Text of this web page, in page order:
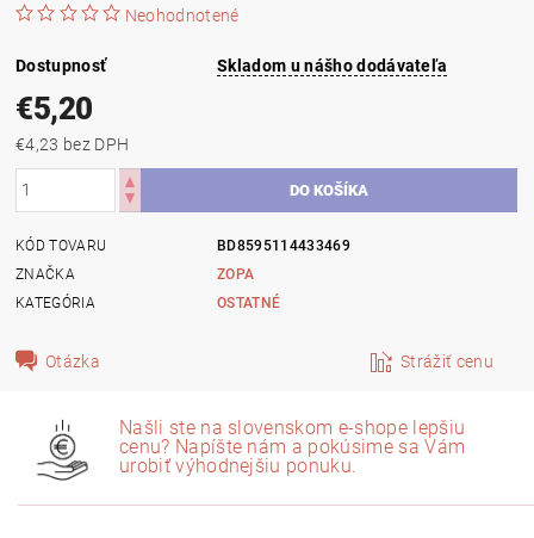
Neohodnotené
Dostupnosť Skladom u nášho dodávateľa
€5,20
€4,23 bez DPH
KÓD TOVARU
BD8595114433469
ZNAČKA
ZOPA
KATEGÓRIA
OSTATNÉ
Otázka Strážiť cenu
Našli ste na slovenskom e-shope lepšiu
cenu? Napíšte nám a pokúsime sa Vám
urobiť výhodnejšiu ponuku.